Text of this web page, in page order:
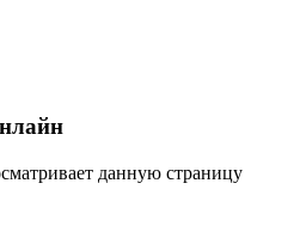
данную страницу